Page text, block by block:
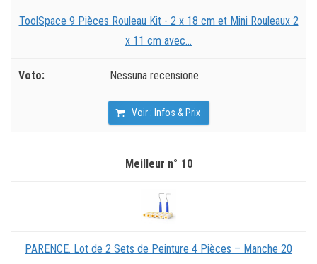
ToolSpace 9 Pièces Rouleau Kit - 2 x 18 cm et Mini Rouleaux 2
x 11 cm avec...
Nessuna recensione
Voir : Infos & Prix
10
PARENCE. Lot de 2 Sets de Peinture 4 Pièces – Manche 20